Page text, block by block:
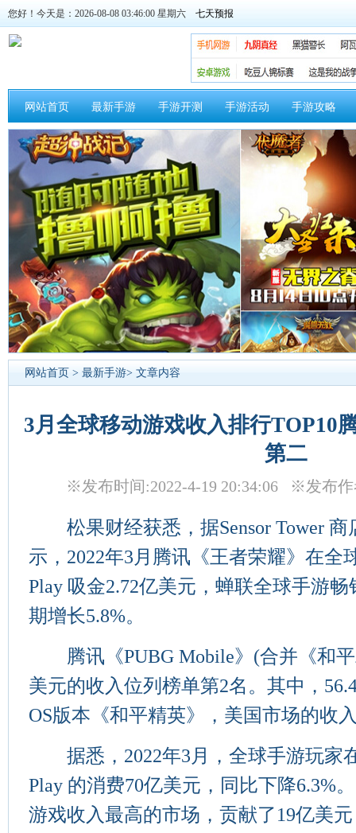
您好！今天是：2026-08-08 03:46:00 星期六
网站首页 最新手游 手游开测 手游活动 手游攻略
网站首页 > 最新手游> 文章内容
3月全球移动游戏收入排行TOP10
第二
※发布时间:2022-4-19 20:34:06 ※发布
松果财经获悉，据Sensor Tower 商
示，2022年3月腾讯《王者荣耀》在全
Play 吸金2.72亿美元，蝉联全球手游
期增长5.8%。
腾讯《PUBG Mobile》(合并《和平
美元的收入位列榜单第2名。其中，
OS版本《和平精英》，美国市场的收
据悉，2022年3月，全球手游玩家在
Play 的消费70亿美元，同比下降6.3%
游戏收入最高的市场，贡献了19亿美